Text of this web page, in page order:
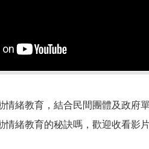
情緒教育，結合民間團體及政府
情緒教育的秘訣嗎，歡迎收看影